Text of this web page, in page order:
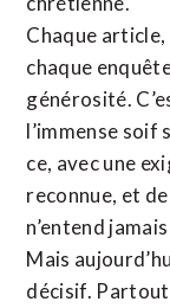
Chaque
chaque
générosité.
l’immense soif
ce, avec une
reconnue, et
n’entend
Mais
décisif.